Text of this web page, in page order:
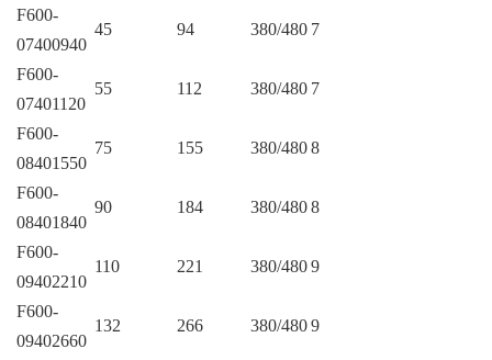
F600-
07400940
45 94 380/480 7
F600-
07401120
55 112 380/480 7
F600-
08401550
75 155 380/4808
F600-
08401840
90 184 380/4808
F600-
09402210
110 221 380/4809
F600-
09402660
132 266 380/4809